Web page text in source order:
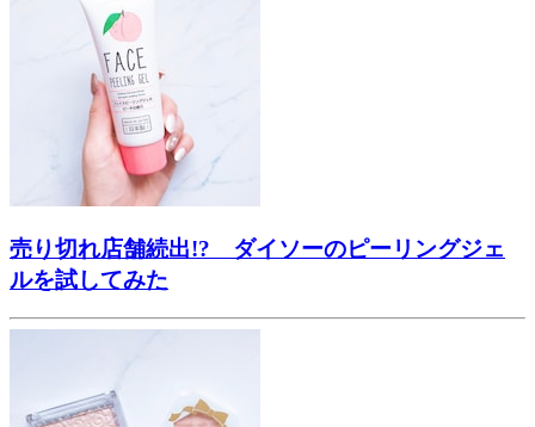
売り切れ店舗続出!? ダイソーのピーリングジェ
ルを試してみた